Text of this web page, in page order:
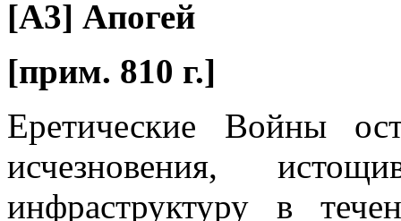
[A3] Апогей
[прим. 810 г.]
Еретические Войны
исчезновения,
инфраструктуру в